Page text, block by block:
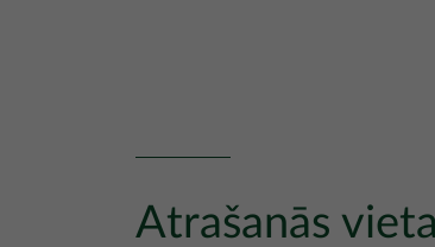
Atrašanās